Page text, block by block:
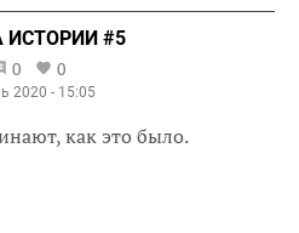
ИСТОРИИ #5
0 0
2020 - 15:05
как это было.